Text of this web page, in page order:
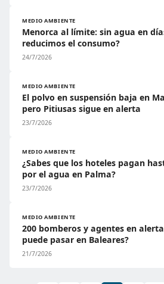
MEDIO AMBIENTE
Menorca al límite: sin agua en
reducimos el consumo?
24/7/2026
MEDIO AMBIENTE
El polvo en suspensión baja en
pero Pitiusas sigue en alerta
23/7/2026
MEDIO AMBIENTE
¿Sabes que los hoteles pagan
por el agua en Palma?
23/7/2026
MEDIO AMBIENTE
200 bomberos y agentes en
puede pasar en Baleares?
21/7/2026